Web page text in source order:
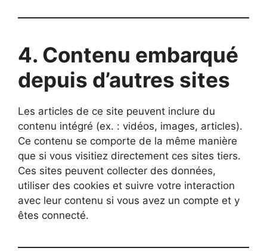
4. Contenu embarqué
depuis d’autres sites
Les articles de ce site peuvent inclure du
contenu intégré (ex. : vidéos, images, articles).
Ce contenu se comporte de la même manière
que si vous visitiez directement ces sites tiers.
Ces sites peuvent collecter des données,
utiliser des cookies et suivre votre interaction
avec leur contenu si vous avez un compte et y
êtes connecté.